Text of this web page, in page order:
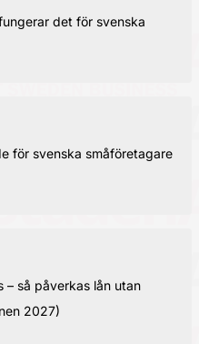
det för svenska
för svenska småföretagare
– så påverkas lån utan
2027)